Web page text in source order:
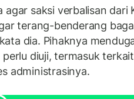
agar saksi verbalisan dari
terang-benderang
dia. Pihaknya
diuji, termasuk
administrasinya.